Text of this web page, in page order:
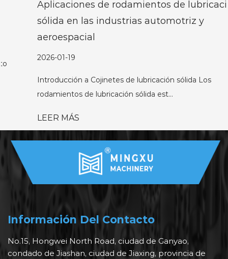
Aplicaciones de rodamientos de lubricación
sólida en las industrias automotriz y
aeroespacial
2026-01-19
Introducción a Cojinetes de lubricación sólida Los
rodamientos de lubricación sólida est...
LEER MÁS
Información Del Contacto
No.15, Hongwei North Road, ciudad de Ganyao,
condado de Jiashan, ciudad de Jiaxing, provincia de